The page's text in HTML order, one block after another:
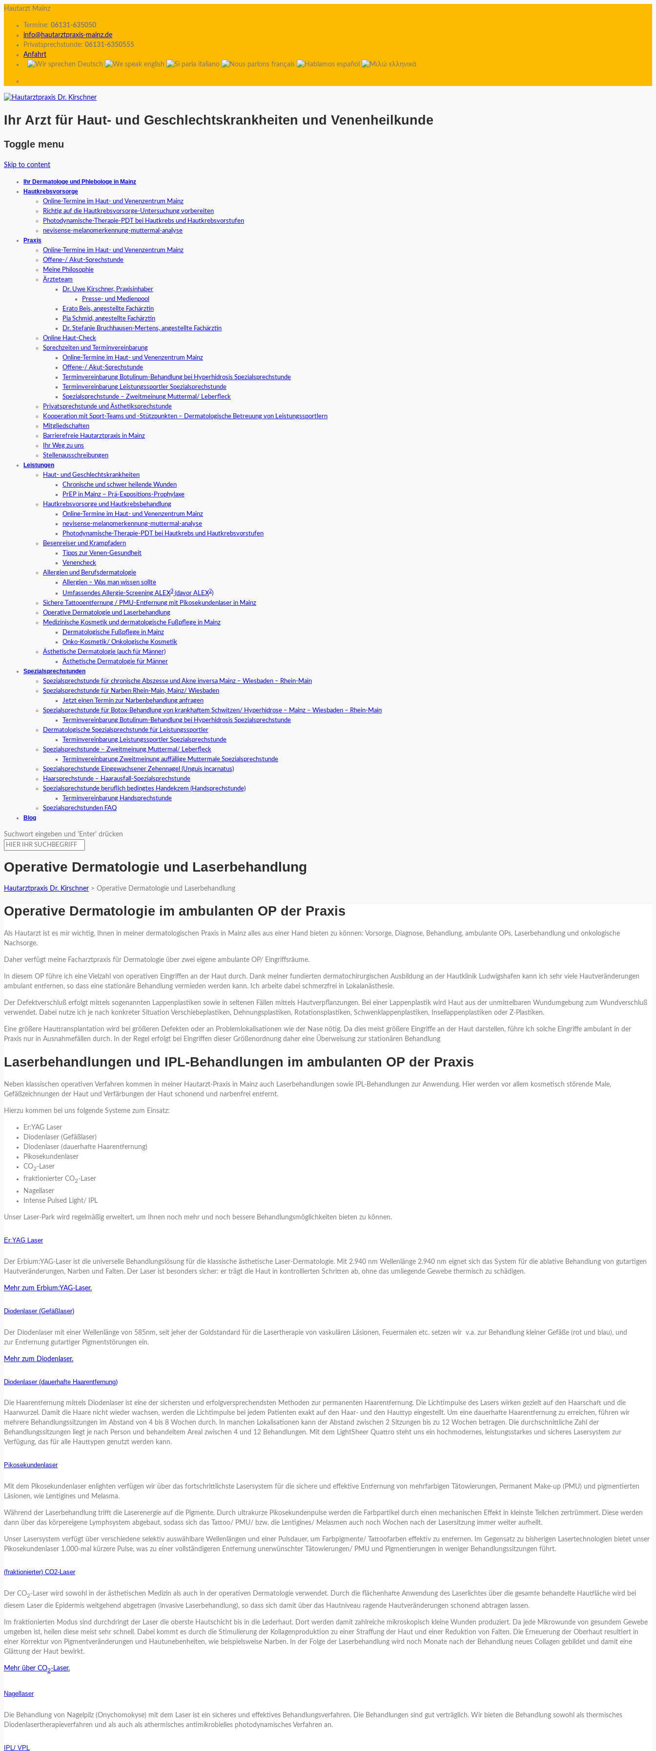
Hautarzt Mainz
Termine: 06131-635050
info@hautarztpraxis-mainz.de
Privatsprechstunde: 06131-6350555
Anfahrt
Ihr Arzt für Haut- und Geschlechtskrankheiten und Venenheilkunde
Toggle menu
Skip to content
Ihr Dermatologe und Phlebologe in Mainz
Hautkrebsvorsorge
Online-Termine im Haut- und Venenzentrum Mainz
Richtig auf die Hautkrebsvorsorge-Untersuchung vorbereiten
Photodynamische-Therapie-PDT bei Hautkrebs und Hautkrebsvorstufen
nevisense-melanomerkennung-muttermal-analyse
Praxis
Online-Termine im Haut- und Venenzentrum Mainz
Offene-/ Akut-Sprechstunde
Meine Philosophie
Ärzteteam
Dr. Uwe Kirschner, Praxisinhaber
Presse- und Medienpool
Erato Beis, angestellte Fachärztin
Pia Schmid, angestellte Fachärztin
Dr. Stefanie Bruchhausen-Mertens, angestellte Fachärztin
Online Haut-Check
Sprechzeiten und Terminvereinbarung
Online-Termine im Haut- und Venenzentrum Mainz
Offene-/ Akut-Sprechstunde
Terminvereinbarung Botulinum-Behandlung bei Hyperhidrosis Spezialsprechstunde
Terminvereinbarung Leistungssportler Spezialsprechstunde
Spezialsprechstunde – Zweitmeinung Muttermal/ Leberfleck
Privatsprechstunde und Ästhetiksprechstunde
Kooperation mit Sport-Teams und -Stützpunkten – Dermatologische Betreuung von Leistungssportlern
Mitgliedschaften
Barrierefreie Hautarztpraxis in Mainz
Ihr Weg zu uns
Stellenausschreibungen
Leistungen
Haut- und Geschlechtskrankheiten
Chronische und schwer heilende Wunden
PrEP in Mainz – Prä-Expositions-Prophylaxe
Hautkrebsvorsorge und Hautkrebsbehandlung
Online-Termine im Haut- und Venenzentrum Mainz
nevisense-melanomerkennung-muttermal-analyse
Photodynamische-Therapie-PDT bei Hautkrebs und Hautkrebsvorstufen
Besenreiser und Krampfadern
Tipps zur Venen-Gesundheit
Venencheck
Allergien und Berufsdermatologie
Allergien – Was man wissen sollte
Umfassendes Allergie-Screening ALEX3 (davor ALEX2)
Sichere Tattooentfernung / PMU-Entfernung mit Pikosekundenlaser in Mainz
Operative Dermatologie und Laserbehandlung
Medizinische Kosmetik und dermatologische Fußpflege in Mainz
Dermatologische Fußpflege in Mainz
Onko-Kosmetik/ Onkologische Kosmetik
Ästhetische Dermatologie (auch für Männer)
Ästhetische Dermatologie für Männer
Spezialsprechstunden
Spezialsprechstunde für chronische Abszesse und Akne inversa Mainz – Wiesbaden – Rhein-Main
Spezialsprechstunde für Narben Rhein-Main, Mainz/ Wiesbaden
Jetzt einen Termin zur Narbenbehandlung anfragen
Spezialsprechstunde für Botox-Behandlung von krankhaftem Schwitzen/ Hyperhidrose – Mainz – Wiesbaden – Rhein-Main
Terminvereinbarung Botulinum-Behandlung bei Hyperhidrosis Spezialsprechstunde
Dermatologische Spezialsprechstunde für Leistungssportler
Terminvereinbarung Leistungssportler Spezialsprechstunde
Spezialsprechstunde – Zweitmeinung Muttermal/ Leberfleck
Terminvereinbarung Zweitmeinung auffällige Muttermale Spezialsprechstunde
Spezialsprechstunde Eingewachsener Zehennagel (Unguis incarnatus)
Haarsprechstunde – Haarausfall-Spezialsprechstunde
Spezialsprechstunde beruflich bedingtes Handekzem (Handsprechstunde)
Terminvereinbarung Handsprechstunde
Spezialsprechstunden FAQ
Blog
Suchwort eingeben und 'Enter' drücken
Operative Dermatologie und Laserbehandlung
Hautarztpraxis Dr. Kirschner > Operative Dermatologie und Laserbehandlung
Operative Dermatologie im ambulanten OP der Praxis
Als Hautarzt ist es mir wichtig, Ihnen in meiner dermatologischen Praxis in Mainz alles aus einer Hand bieten zu können: Vorsorge, Diagnose, Behandlung, ambulante OPs, Laserbehandlung und onkologische
Nachsorge.
Daher verfügt meine Facharztpraxis für Dermatologie über zwei eigene ambulante OP/ Eingriffsräume.
In diesem OP führe ich eine Vielzahl von operativen Eingriffen an der Haut durch. Dank meiner fundierten dermatochirurgischen Ausbildung an der Hautklinik Ludwigshafen kann ich sehr viele Hautveränderungen
ambulant entfernen, so dass eine stationäre Behandlung vermieden werden kann. Ich arbeite dabei schmerzfrei in Lokalanästhesie.
Der Defektverschluß erfolgt mittels sogenannten Lappenplastiken sowie in seltenen Fällen mittels Hautverpflanzungen. Bei einer Lappenplastik wird Haut aus der unmittelbaren Wundumgebung zum Wundverschluß
verwendet. Dabei nutze ich je nach konkreter Situation Verschiebeplastiken, Dehnungsplastiken, Rotationsplastiken, Schwenklappenplastiken, Insellappenplastiken oder Z-Plastiken.
Eine größere Hauttransplantation wird bei größeren Defekten oder an Problemlokalisationen wie der Nase nötig. Da dies meist größere Eingriffe an der Haut darstellen, führe ich solche Eingriffe ambulant in der
Praxis nur in Ausnahmefällen durch. In der Regel erfolgt bei Eingriffen dieser Größenordnung daher eine Überweisung zur stationären Behandlung
Laserbehandlungen und IPL-Behandlungen im ambulanten OP der Praxis
Neben klassischen operativen Verfahren kommen in meiner Hautarzt-Praxis in Mainz auch Laserbehandlungen sowie IPL-Behandlungen zur Anwendung. Hier werden vor allem kosmetisch störende Male,
Gefäßzeichnungen der Haut und Verfärbungen der Haut schonend und narbenfrei entfernt.
Hierzu kommen bei uns folgende Systeme zum Einsatz:
Er:YAG Laser
Diodenlaser (Gefäßlaser)
Diodenlaser (dauerhafte Haarentfernung)
Pikosekundenlaser
CO2-Laser
fraktionierter CO2-Laser
Nagellaser
Intense Pulsed Light/ IPL
Unser Laser-Park wird regelmäßig erweitert, um Ihnen noch mehr und noch bessere Behandlungsmöglichkeiten bieten zu können.
Er:YAG Laser
Der Erbium:YAG-Laser ist die universelle Behandlungslösung für die klassische ästhetische Laser-Dermatologie. Mit 2.940 nm Wellenlänge 2.940 nm eignet sich das System für die ablative Behandlung von gutartigen
Hautveränderungen, Narben und Falten. Der Laser ist besonders sicher: er trägt die Haut in kontrollierten Schritten ab, ohne das umliegende Gewebe thermisch zu schädigen.
Mehr zum Erbium:YAG-Laser.
Diodenlaser (Gefäßlaser)
Der Diodenlaser mit einer Wellenlänge von 585nm, seit jeher der Goldstandard für die Lasertherapie von vaskulären Läsionen, Feuermalen etc. setzen wir v.a. zur Behandlung kleiner Gefäße (rot und blau), und
zur Entfernung gutartiger Pigmentstörungen ein.
Mehr zum Diodenlaser.
Diodenlaser (dauerhafte Haarentfernung)
Die Haarentfernung mittels Diodenlaser ist eine der sichersten und erfolgversprechendsten Methoden zur permanenten Haarentfernung. Die Lichtimpulse des Lasers wirken gezielt auf den Haarschaft und die
Haarwurzel. Damit die Haare nicht wieder wachsen, werden die Lichtimpulse bei jedem Patienten exakt auf den Haar- und den Hauttyp eingestellt. Um eine dauerhafte Haarentfernung zu erreichen, führen wir
mehrere Behandlungssitzungen im Abstand von 4 bis 8 Wochen durch. In manchen Lokalisationen kann der Abstand zwischen 2 Sitzungen bis zu 12 Wochen betragen. Die durchschnittliche Zahl der
Behandlungssitzungen liegt je nach Person und behandeltem Areal zwischen 4 und 12 Behandlungen. Mit dem LightSheer Quattro steht uns ein hochmodernes, leistungsstarkes und sicheres Lasersystem zur
Verfügung, das für alle Hauttypen genutzt werden kann.
Pikosekundenlaser
Mit dem Pikosekundenlaser enlighten verfügen wir über das fortschrittlichste Lasersystem für die sichere und effektive Entfernung von mehrfarbigen Tätowierungen, Permanent Make-up (PMU) und pigmentierten
Läsionen, wie Lentigines und Melasma.
Während der Laserbehandlung trifft die Laserenergie auf die Pigmente. Durch ultrakurze Pikosekundenpulse werden die Farbpartikel durch einen mechanischen Effekt in kleinste Teilchen zertrümmert. Diese werden
dann über das körpereigene Lymphsystem abgebaut, sodass sich das Tattoo/ PMU/ bzw. die Lentigines/ Melasmen auch noch Wochen nach der Lasersitzung immer weiter aufhellt.
Unser Lasersystem verfügt über verschiedene selektiv auswählbare Wellenlängen und einer Pulsdauer, um Farbpigmente/ Tattoofarben effektiv zu entfernen. Im Gegensatz zu bisherigen Lasertechnologien bietet unser
Pikosekundenlaser 1.000-mal kürzere Pulse, was zu einer vollständigeren Entfernung unerwünschter Tätowierungen/ PMU und Pigmentierungen in weniger Behandlungssitzungen führt.
(fraktionierter) CO2-Laser
Der CO2-Laser wird sowohl in der ästhetischen Medizin als auch in der operativen Dermatologie verwendet. Durch die flächenhafte Anwendung des Laserlichtes über die gesamte behandelte Hautfläche wird bei
diesem Laser die Epidermis weitgehend abgetragen (invasive Laserbehandlung), so dass sich damit über das Hautniveau ragende Hautveränderungen schonend abtragen lassen.
Im fraktionierten Modus sind durchdringt der Laser die oberste Hautschicht bis in die Lederhaut. Dort werden damit zahlreiche mikroskopisch kleine Wunden produziert. Da jede Mikrowunde von gesundem Gewebe
umgeben ist, heilen diese meist sehr schnell. Dabei kommt es durch die Stimulierung der Kollagenproduktion zu einer Straffung der Haut und einer Reduktion von Falten. Die Erneuerung der Oberhaut resultiert in
einer Korrektur von Pigmentveränderungen und Hautunebenheiten, wie beispielsweise Narben. In der Folge der Laserbehandlung wird noch Monate nach der Behandlung neues Collagen gebildet und damit eine
Glättung der Haut bewirkt.
Mehr über CO2-Laser.
Nagellaser
Die Behandlung von Nagelpilz (Onychomokyse) mit dem Laser ist ein sicheres und effektives Behandlungsverfahren. Die Behandlungen sind gut verträglich. Wir bieten die Behandlung sowohl als thermisches
Diodenlasertherapieverfahren und als auch als athermisches antimikrobielles photodynamisches Verfahren an.
IPL/ VPL